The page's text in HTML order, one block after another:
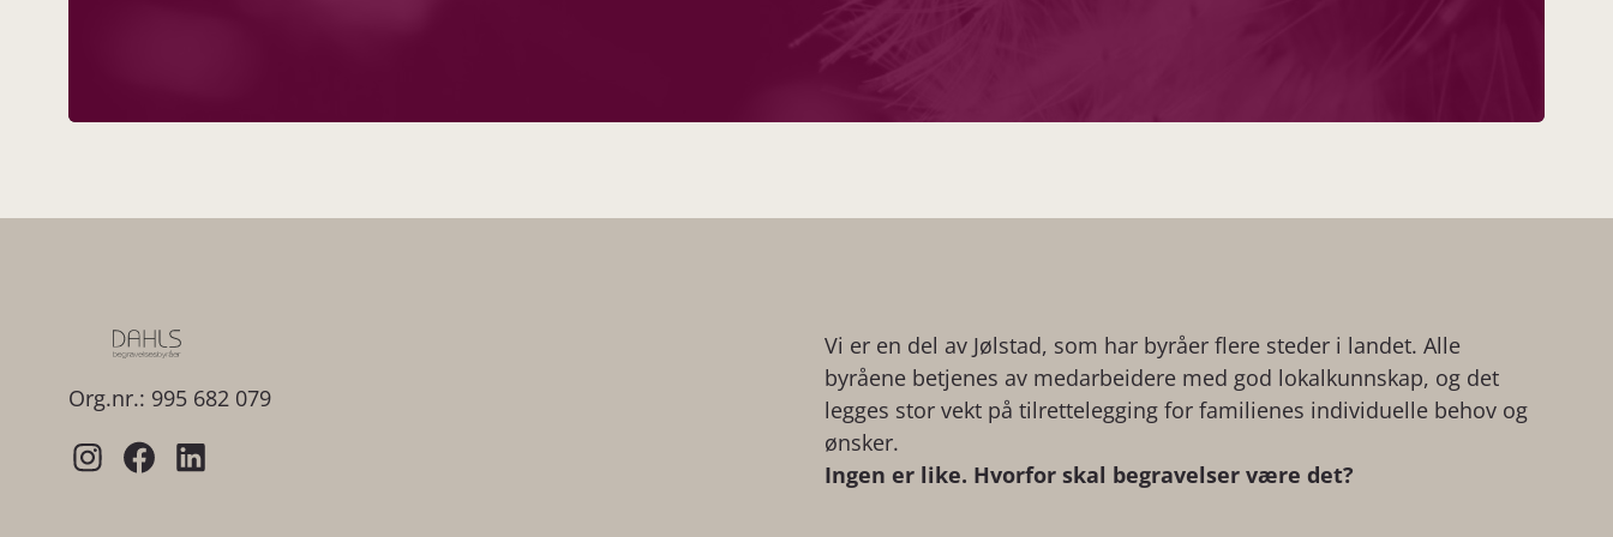
Org.nr.: 995 682 079
Vi er en del av Jølstad, som har byråer flere steder i landet. Alle
byråene betjenes av medarbeidere med god lokalkunnskap, og det
legges stor vekt på tilrettelegging for familienes individuelle behov og
ønsker.
Ingen er like. Hvorfor skal begravelser være det?